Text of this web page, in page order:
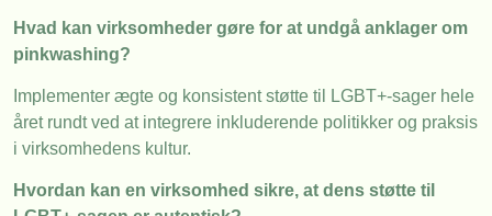
Hvad kan virksomheder gøre for at undgå anklager om
pinkwashing?
Implementer ægte og konsistent støtte til LGBT+-sager hele
året rundt ved at integrere inkluderende politikker og praksis
i virksomhedens kultur.
Hvordan kan en virksomhed sikre, at dens støtte til